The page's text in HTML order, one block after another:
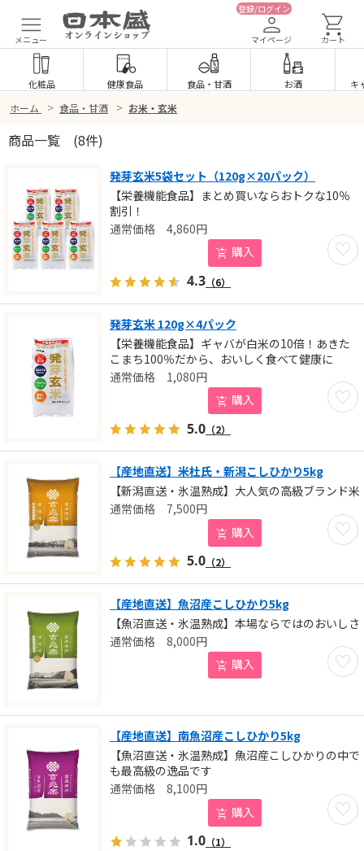
メニュー
登録/ログイン
マイページ カート
化粧品 健康食品 食品・ 甘酒 お酒 キ
ホーム > 食品・甘酒 > お米・玄米
商品一覧 (8件)
発芽玄米5袋セット（120g×20パック）
【栄養機能食品】まとめ買いならおトクな10％
割引！
お気
4,860円
購入
4.3 （6）
発芽玄米 120g×4パック
【栄養機能食品】ギャバが白米の10倍！あきた
こまち100％だから、おいしく食べて健康に
お気
1,080円
購入
5.0 （2）
【産地直送】米杜氏・新潟こしひかり5kg
【新潟直送・氷温熟成】大人気の高級ブランド米
お気
7,500円
購入
5.0 （2）
【産地直送】魚沼産こしひかり5kg
【魚沼直送・氷温熟成】本場ならではのおいしさ
お気
8,000円
購入
【産地直送】南魚沼産こしひかり5kg
【魚沼直送・氷温熟成】魚沼産こしひかりの中で
も最高級の逸品です
お気
8,100円
購入
1.0 （1）